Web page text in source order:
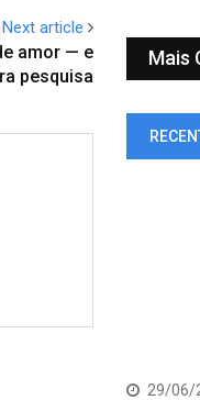
Next article
amor — e
pesquisa
Mais
29/06/